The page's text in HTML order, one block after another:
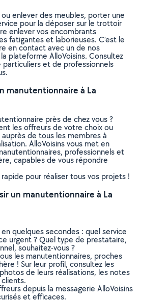
enlever des meubles, porter une
pour la déposer sur le trottoir
enlever vos encombrants
fatigantes et laborieuses. C’est le
en contact avec un de nos
plateforme AlloVoisins. Consultez
particuliers et de professionnels
manutentionnaire à La
près de chez vous ?
les offreurs de votre choix ou
de tous les membres à
AlloVoisins vous met en
professionnels et
capables de vous répondre
pour réaliser tous vos projets !
un manutentionnaire à La
quelques secondes : quel service
urgent ? Quel type de prestataire,
souhaitez-vous ?
les manutentionnaires, proches
! Sur leur profil, consultez les
de leurs réalisations, les notes
depuis la messagerie AlloVoisins
et efficaces.